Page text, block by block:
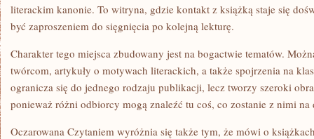
literackim kanonie. To witryna, gdzie kontakt z książką staje się
być zaproszeniem do sięgnięcia po kolejną lekturę.
Charakter tego miejsca zbudowany jest na bogactwie tematów.
twórcom, artykuły o motywach literackich, a także spojrzenia na
ogranicza się do jednego rodzaju publikacji, lecz tworzy szeroki
ponieważ różni odbiorcy mogą znaleźć tu coś, co zostanie z nimi na
Oczarowana Czytaniem wyróżnia się także tym, że mówi o